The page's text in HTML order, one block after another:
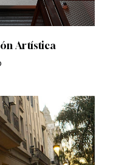
Artística